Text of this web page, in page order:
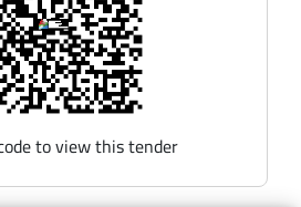
to view this tender